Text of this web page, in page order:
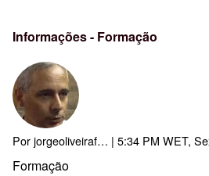
Informações - Formação
Porjorgeoliveiraf… | 5:34 PM WET,
Formação